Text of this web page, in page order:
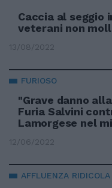
Caccia al seggio
veterani non
13/08/2022
FURIOSO
"Grave danno
Furia Salvini
Lamorgese nel
12/06/2022
AFFLUENZA RIDICOLA